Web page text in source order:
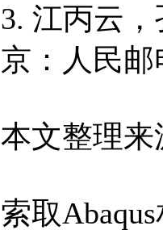
3. 江丙云
京：人民邮
本文整理
索取